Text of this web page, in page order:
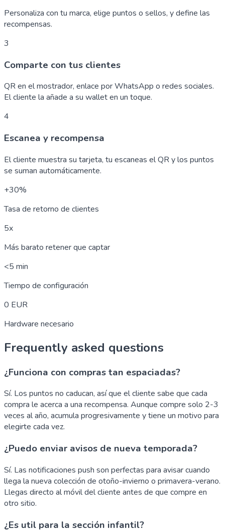
Personaliza con tu marca, elige puntos o sellos, y define las
recompensas.
3
Comparte con tus clientes
QR en el mostrador, enlace por WhatsApp o redes sociales.
El cliente la añade a su wallet en un toque.
4
Escanea y recompensa
El cliente muestra su tarjeta, tu escaneas el QR y los puntos
se suman automáticamente.
+30%
Tasa de retorno de clientes
5x
Más barato retener que captar
<5 min
Tiempo de configuración
0 EUR
Hardware necesario
Frequently asked questions
¿Funciona con compras tan espaciadas?
Sí. Los puntos no caducan, así que el cliente sabe que cada
compra le acerca a una recompensa. Aunque compre solo 2-3
veces al año, acumula progresivamente y tiene un motivo para
elegirte cada vez.
¿Puedo enviar avisos de nueva temporada?
Sí. Las notificaciones push son perfectas para avisar cuando
llega la nueva colección de otoño-invierno o primavera-verano.
Llegas directo al móvil del cliente antes de que compre en
otro sitio.
¿Es util para la sección infantil?